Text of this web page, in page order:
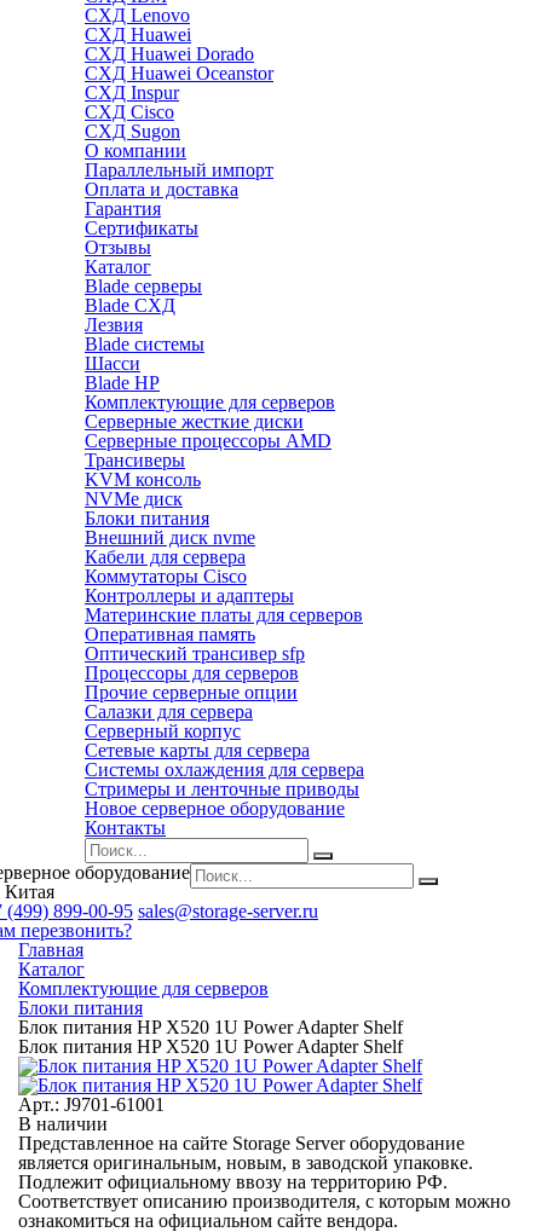
СХД Lenovo
СХД Huawei
СХД Huawei Dorado
СХД Huawei Oceanstor
СХД Inspur
СХД Cisco
СХД Sugon
О компании
Параллельный импорт
Оплата и доставка
Гарантия
Сертификаты
Отзывы
Каталог
Blade серверы
Blade СХД
Лезвия
Blade системы
Шасси
Blade HP
Комплектующие для серверов
Серверные жесткие диски
Серверные процессоры AMD
Трансиверы
KVM консоль
NVMe диск
Блоки питания
Внешний диск nvme
Кабели для сервера
Коммутаторы Cisco
Контроллеры и адаптеры
Материнские платы для серверов
Оперативная память
Оптический трансивер sfp
Процессоры для серверов
Прочие серверные опции
Салазки для сервера
Серверный корпус
Сетевые карты для сервера
Системы охлаждения для сервера
Стримеры и ленточные приводы
Новое серверное оборудование
Контакты
оборудование
Китая
(499) 899-00-95 sales@storage-server.ru
перезвонить?
Главная
Каталог
Комплектующие для серверов
Блоки питания
Блок питания HP X520 1U Power Adapter Shelf
Блок питания HP X520 1U Power Adapter Shelf
Арт.: J9701-61001
В наличии
Представленное на сайте Storage Server оборудование
является оригинальным, новым, в заводской упаковке.
Подлежит официальному ввозу на территорию РФ.
Соответствует описанию производителя, с которым можно
ознакомиться на официальном сайте вендора.